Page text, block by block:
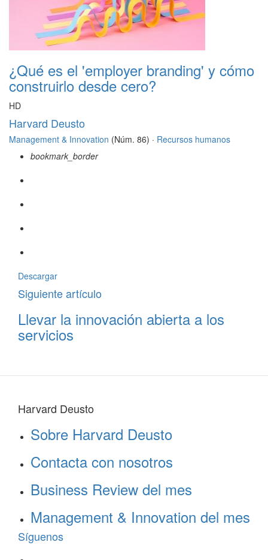
¿Qué es el 'employer branding' y cómo
construirlo desde cero?
HD
Harvard Deusto
Management & Innovation (Núm. 86) · Recursos humanos
bookmark_border
Descargar
Siguiente artículo
Llevar la innovación abierta a los
servicios
Harvard Deusto
Sobre Harvard Deusto
Contacta con nosotros
Business Review del mes
Management & Innovation del mes
Síguenos